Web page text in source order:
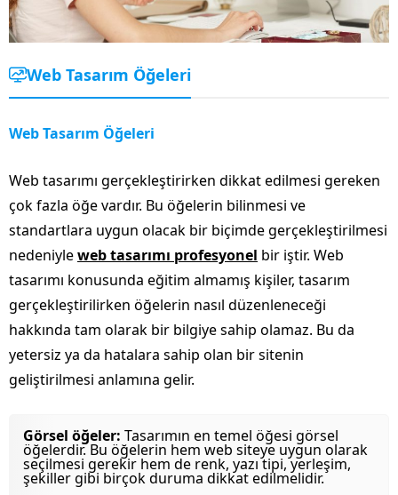
Web Tasarım Öğeleri
Web Tasarım Öğeleri
Web tasarımı gerçekleştirirken dikkat edilmesi gereken
çok fazla öğe vardır. Bu öğelerin bilinmesi ve
standartlara uygun olacak bir biçimde gerçekleştirilmesi
nedeniyleweb tasarımı profesyonel bir iştir. Web
tasarımı konusunda eğitim almamış kişiler, tasarım
gerçekleştirilirken öğelerin nasıl düzenleneceği
hakkında tam olarak bir bilgiye sahip olamaz. Bu da
yetersiz ya da hatalara sahip olan bir sitenin
geliştirilmesi anlamına gelir.
Görsel öğeler: Tasarımın en temel öğesi görsel
öğelerdir. Bu öğelerin hem web siteye uygun olarak
seçilmesi gerekir hem de renk, yazı tipi, yerleşim,
şekiller gibi birçok duruma dikkat edilmelidir.